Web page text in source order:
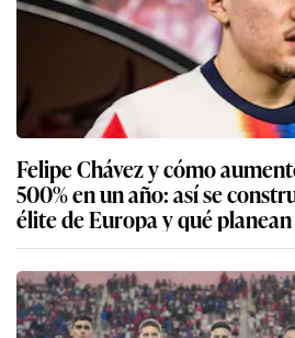
Felipe Chávez y cómo
500% en un año: así se
élite de Europa y qué